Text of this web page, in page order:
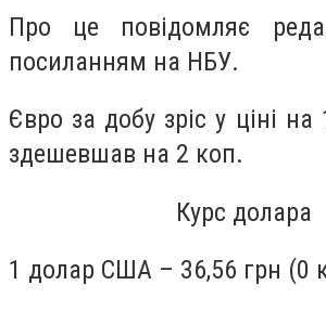
Про це повідомляє
посиланням на НБУ.
Євро за добу зріс у ціні
здешевшав на 2 коп.
Курс долара
1 долар США – 36,56 грн (0